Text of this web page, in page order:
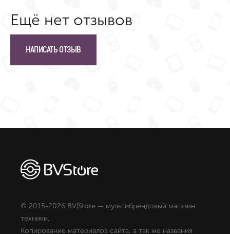
Ещё нет отзывов
НАПИСАТЬ ОТЗЫВ
© 2015-2026 BV|Store — мультибрендовый магазин
техники.
Копирование материалов сайта, а так же названия